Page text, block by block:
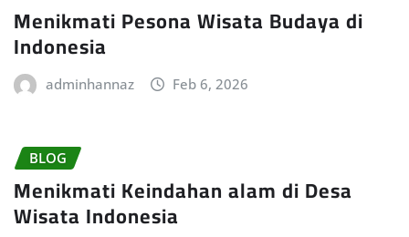
Menikmati Pesona Wisata Budaya di
Indonesia
adminhannaz Feb 6, 2026
BLOG
Menikmati Keindahan alam di Desa
Wisata Indonesia